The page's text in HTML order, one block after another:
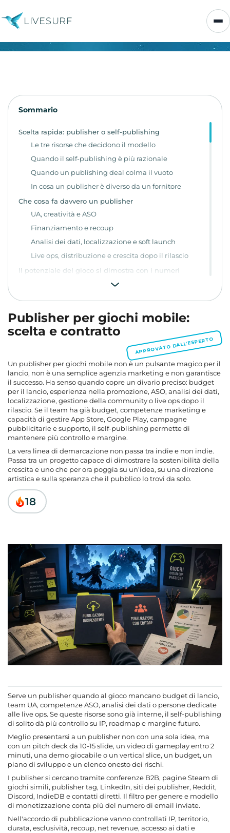
LIVESURF
Sommario
Scelta rapida: publisher o self-publishing
Le tre risorse che decidono il modello
Quando il self-publishing è più razionale
Quando un publishing deal colma il vuoto
In cosa un publisher è diverso da un fornitore
Che cosa fa davvero un publisher
UA, creatività e ASO
Finanziamento e recoup
Analisi dei dati, localizzazione e soft launch
Live ops, distribuzione e crescita dopo il rilascio
Il potenziale del gioco si dimostra con i numeri
Pubblico e analoghi di genere
Primi test su store e creatività
Pitch, demo e piano di sviluppo per il publisher
Un pitch senza teatro inutile
Budget, NDA e materiali non pubblici
Dove cercare un publisher per il proprio gioco
Confrontate i publisher in base al processo
Domande da fare al publisher prima della firma
L'accordo decide il futuro del gioco
Diritti di proprietà intellettuale
Esclusività su quattro assi
Comproprietà e transfer-on-breach
Segnali di una proposta da evitare
Domande frequenti
Publisher per giochi mobile:
scelta e contratto
APPROVATO DALL'ESPERTO
Un publisher per giochi mobile non è un pulsante magico per il
lancio, non è una semplice agenzia marketing e non garantisce
il successo. Ha senso quando copre un divario preciso: budget
per il lancio, esperienza nella promozione, ASO, analisi dei dati,
localizzazione, gestione della community o live ops dopo il
rilascio. Se il team ha già budget, competenze marketing e
capacità di gestire App Store, Google Play, campagne
pubblicitarie e supporto, il self-publishing permette di
mantenere più controllo e margine.
La vera linea di demarcazione non passa tra indie e non indie.
Passa tra un progetto capace di dimostrare la sostenibilità della
crescita e uno che per ora poggia su un'idea, su una direzione
artistica e sulla speranza che il pubblico lo trovi da solo.
18
Serve un publisher quando al gioco mancano budget di lancio,
team UA, competenze ASO, analisi dei dati o persone dedicate
alle live ops. Se queste risorse sono già interne, il self-publishing
di solito dà più controllo su IP, roadmap e margine futuro.
Meglio presentarsi a un publisher non con una sola idea, ma
con un pitch deck da 10-15 slide, un video di gameplay entro 2
minuti, una demo giocabile o un vertical slice, un budget, un
piano di sviluppo e un elenco onesto dei rischi.
I publisher si cercano tramite conferenze B2B, pagine Steam di
giochi simili, publisher tag, LinkedIn, siti dei publisher, Reddit,
Discord, IndieDB e contatti diretti. Il filtro per genere e modello
di monetizzazione conta più del numero di email inviate.
Nell'accordo di pubblicazione vanno controllati IP, territorio,
durata, esclusività, recoup, net revenue, accesso ai dati e